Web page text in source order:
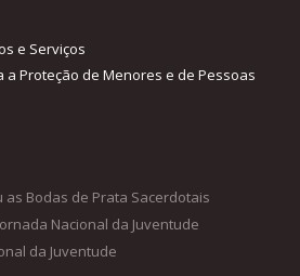
e Serviços
a Proteção de Menores e de Pessoas
as Bodas de Prata Sacerdotais
Nacional da Juventude
da Juventude